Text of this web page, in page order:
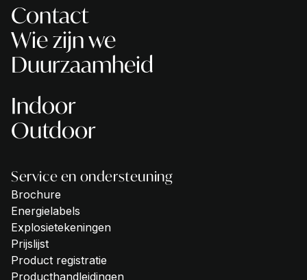
Contact
Wie zijn we
Duurzaamheid
Indoor
Outdoor
Service en ondersteuning
Brochure
Energielabels
Explosietekeningen
Prijslijst
Product registratie
Producthandleidingen